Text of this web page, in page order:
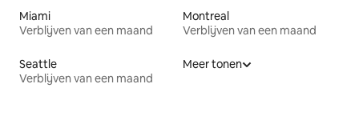
Miami
Verblijven van een maand
Montreal
Verblijven van een maand
Seattle
Verblijven van een maand
Meer tonen